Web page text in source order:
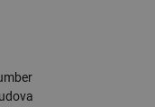
a správa účtu. Webové